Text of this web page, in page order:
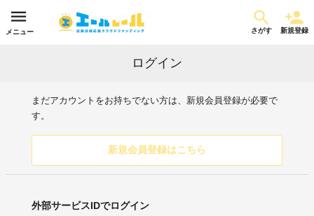
メニュー さがす 新規登録
ログイン
まだアカウントをお持ちでない方は、新規会員登録が必要で
す。
新規会員登録はこちら
外部サービスIDでログイン